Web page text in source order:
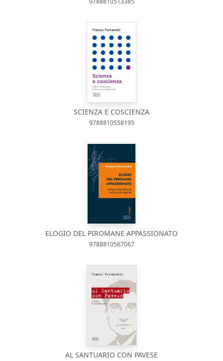
SCIENZA E COSCIENZA
9788810558195
ELOGIO DEL PIROMANE APPASSIONATO
9788810567067
AL SANTUARIO CON PAVESE